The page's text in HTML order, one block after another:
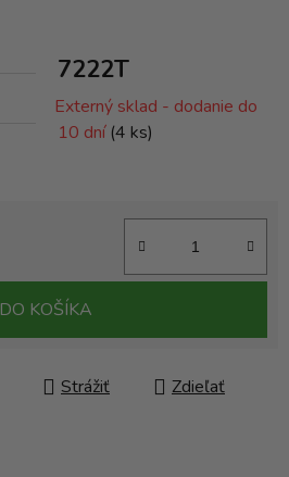
7222T
Externý sklad - dodanie do
10 dní (4 ks)
DO KOŠÍKA
Strážiť Zdieľať